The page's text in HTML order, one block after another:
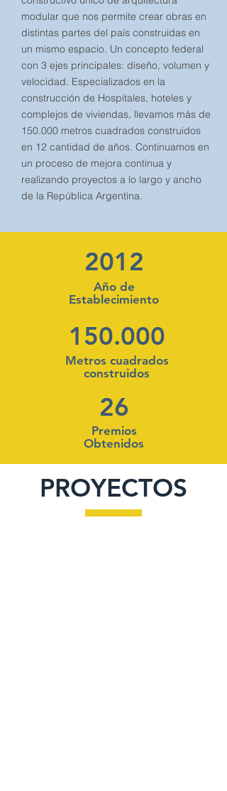
modular que nos permite crear obras en
distintas partes del país construidas en
un mismo espacio. Un concepto federal
con 3 ejes principales: diseño, volumen y
velocidad. Especializados en la
construcción de Hospitales, hoteles y
complejos de viviendas, llevamos más de
150.000 metros cuadrados construidos
en 12 cantidad de años. Continuamos en
un proceso de mejora continua y
realizando proyectos a lo largo y ancho
de la República Argentina.
2012
Año de
Establecimiento
150.000
Metros cuadrados
construidos
26
Premios
Obtenidos
PROYECTOS